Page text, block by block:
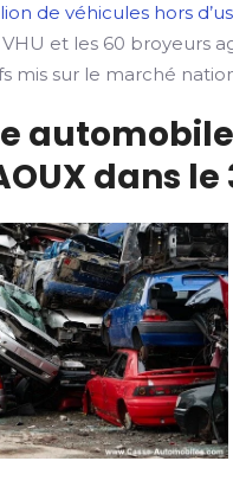
de véhicules hors
et les 60 broyeurs
mis sur le marché
dans